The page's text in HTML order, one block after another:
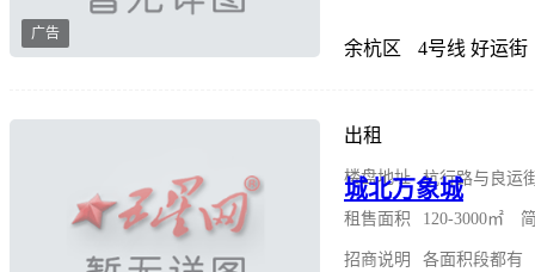
广告
余杭区 4号线 好运街
出租
城北万象城
楼盘地址 杭行路与良运
租售面积 120-3000㎡
招商说明 各面积段都有